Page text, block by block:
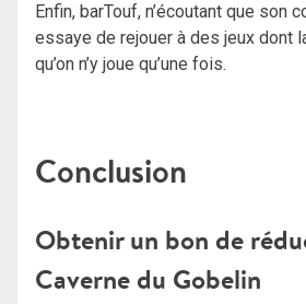
Enfin, barTouf, n’écoutant que son
essaye de rejouer à des jeux dont
qu’on n’y joue qu’une fois.
Conclusion
Obtenir un bon de
Caverne du Gobelin